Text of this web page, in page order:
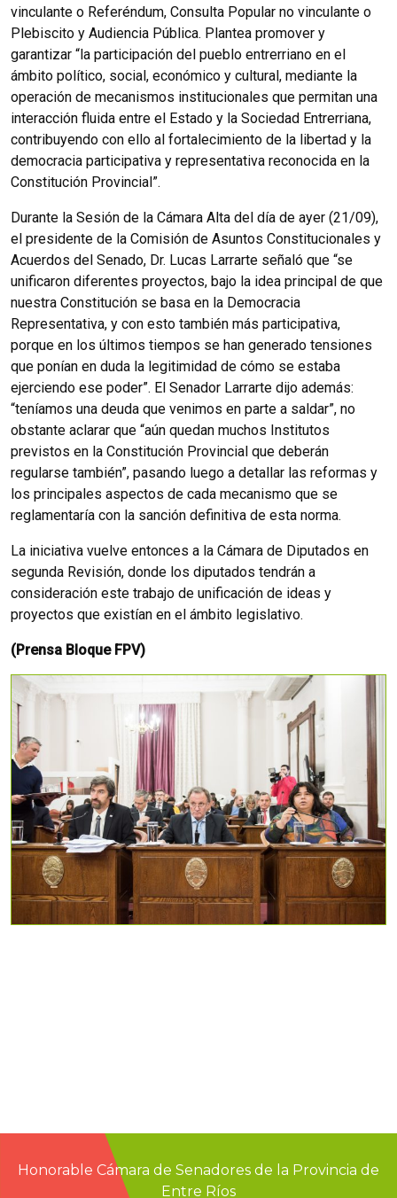
vinculante o Referéndum, Consulta Popular no vinculante o
Plebiscito y Audiencia Pública. Plantea promover y
garantizar “la participación del pueblo entrerriano en el
ámbito político, social, económico y cultural, mediante la
operación de mecanismos institucionales que permitan una
interacción fluida entre el Estado y la Sociedad Entrerriana,
contribuyendo con ello al fortalecimiento de la libertad y la
democracia participativa y representativa reconocida en la
Constitución Provincial”.
Durante la Sesión de la Cámara Alta del día de ayer (21/09),
el presidente de la Comisión de Asuntos Constitucionales y
Acuerdos del Senado, Dr. Lucas Larrarte señaló que “se
unificaron diferentes proyectos, bajo la idea principal de que
nuestra Constitución se basa en la Democracia
Representativa, y con esto también más participativa,
porque en los últimos tiempos se han generado tensiones
que ponían en duda la legitimidad de cómo se estaba
ejerciendo ese poder”. El Senador Larrarte dijo además:
“teníamos una deuda que venimos en parte a saldar”, no
obstante aclarar que “aún quedan muchos Institutos
previstos en la Constitución Provincial que deberán
regularse también”, pasando luego a detallar las reformas y
los principales aspectos de cada mecanismo que se
reglamentaría con la sanción definitiva de esta norma.
La iniciativa vuelve entonces a la Cámara de Diputados en
segunda Revisión, donde los diputados tendrán a
consideración este trabajo de unificación de ideas y
proyectos que existían en el ámbito legislativo.
(Prensa Bloque FPV)
Honorable Cámara de Senadores de la Provincia de
Entre Ríos